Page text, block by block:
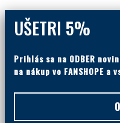
UŠETRI 5%
na nákup vo FANSHOPE a